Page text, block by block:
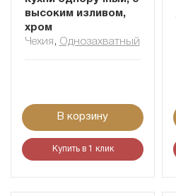
высоким изливом,
хром
Чехия , Однозахватный
В корзину
Купить в 1 клик